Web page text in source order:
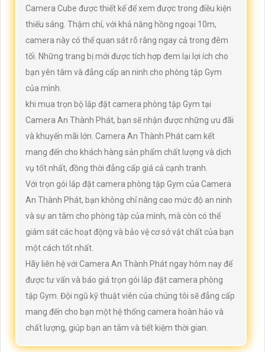
Camera Cube được thiết kế để xem được trong điều kiện
thiếu sáng. Thậm chí, với khả năng hồng ngoại 10m,
camera này có thể quan sát rõ ràng ngay cả trong đêm
tối. Những trang bị mới được tích hợp đem lại lợi ích cho
bạn yên tâm và đẳng cấp an ninh cho phòng tập Gym
của mình.
khi mua trọn bộ lắp đặt camera phòng tập Gym tại
Camera An Thành Phát, bạn sẽ nhận được những ưu đãi
và khuyến mãi lớn. Camera An Thành Phát cam kết
mang đến cho khách hàng sản phẩm chất lượng và dịch
vụ tốt nhất, đồng thời đẳng cấp giá cả cạnh tranh.
Với trọn gói lắp đặt camera phòng tập Gym của Camera
An Thành Phát, bạn không chỉ nâng cao mức độ an ninh
và sự an tâm cho phòng tập của mình, mà còn có thể
giám sát các hoạt động và bảo vệ cơ sở vật chất của bạn
một cách tốt nhất.
Hãy liên hệ với Camera An Thành Phát ngay hôm nay để
được tư vấn và báo giá trọn gói lắp đặt camera phòng
tập Gym. Đội ngũ kỹ thuật viên của chúng tôi sẽ đẳng cấp
mang đến cho bạn một hệ thống camera hoàn hảo và
chất lượng, giúp bạn an tâm và tiết kiệm thời gian.